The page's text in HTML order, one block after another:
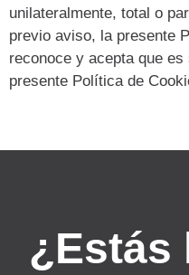
unilateralmente, total o
previo aviso, la presente
reconoce y acepta que
presente Política de
¿Estás